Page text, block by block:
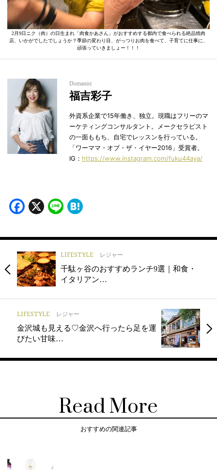
2月9日ニク（肉）の日生まれ「肉食かあさん」がおすすめする都内で食べられる絶品焼肉
店、いかがでしたでしょうか？季節の変わり目、がっつりお肉を食べて、子育てに仕事に、
頑張っていきましょー！！！
Domanist
福吉彩子
外資系企業で15年働き、独立。現職はフリーのマ
ーケティングコンサルタント。メークセラピスト
の一面ももち、自宅でレッスンを行っている。
「ワーママ・オブ・ザ・イヤー2016」受賞者。
IG： https://www.instagram.com/fuku44aya/
Facebook
X Line
LIFESTYLE レジャー
千駄ヶ谷のおすすめランチ9選｜和食・
イタリアン…
LIFESTYLE レジャー
金沢城も見える♡金沢へ行ったら足を運
びたい甘味…
Read More
おすすめの関連記事